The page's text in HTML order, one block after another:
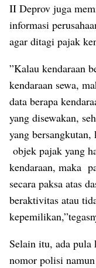
II Deprov juga
informasi
agar ditagi pajak
”Kalau kendaraan
kendaraan sewa,
data berapa
yang disewakan,
yang bersangkutan,
objek pajak yang
kendaraan, maka
secara paksa atas
beraktivitas atau
Selain itu, ada pula
nomor polisi